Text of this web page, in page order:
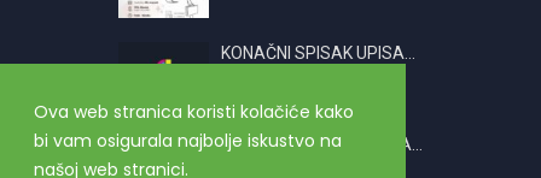
Ova web stranica koristi kolačiće kako
bi vam osigurala najbolje iskustvo na
našoj web stranici.
KONAČNI SPISAK UPISA…
OBAVJEŠTENJE O PRIJA…